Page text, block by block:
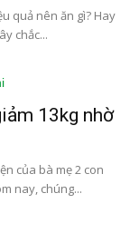
quả nên ăn gì? Hay
chắc...
13kg nhờ
của bà mẹ 2 con
nay, chúng...